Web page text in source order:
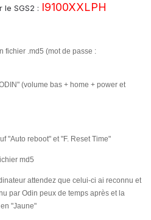
le SGS2 : I9100XXLPH
fichier .md5 (mot de passe :
(volume bas + home + power et
"Auto reboot" et "F. Reset Time"
md5
attendez que celui-ci ai reconnu et
par Odin peux de temps après et la
"Jaune"